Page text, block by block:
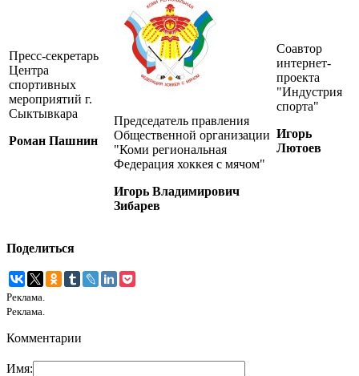
Пресс-секретарь
Центра
спортивных
мероприятий г.
Сыктывкара
Роман Пашнин
Председатель правления
Общественной организации
"Коми региональная
Федерация хоккея с мячом"
Игорь Владимирович
Зибарев
Соавтор
интернет-
проекта
"Индустрия
спорта"
Игорь
Лютоев
Поделиться
Реклама.
Реклама.
Комментарии
Имя: